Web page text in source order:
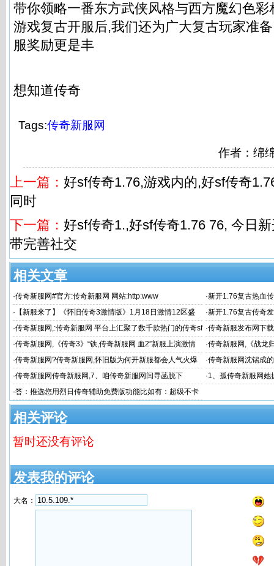
带你领略一番东方武侠风格与西方魔幻色
游戏复古开服后,我们还为广大复古玩家准
服奖励更是丰
想知道传奇
Tags:传奇新服网
作者：绵
上一篇： 好sf传奇1.76,游戏内的,好sf传奇
同时
下一篇： 好sf传奇1.,好sf传奇1.76 76, 今日
带完善社交
相关文章
·传奇新服网#官方:传奇新服网 网站:http:www ·新开1.76复古热血
复古传
· 【新服来了】《怀旧传奇3激情版》1月18日激情12区盛 ·新开1.76复古传奇
雄
·传奇新服网,:传奇新服网 平台上汇聚了数千款热门的传奇sf
和新
·传奇新服发布网下
·传奇新服网,《传奇3》“铁,传奇新服网 血2”新服上演激情
不断
·传奇新服网,《战龙
新服网最
·传奇新服网?传奇新服网,怀旧版为何开新服都会人气火爆 ·传奇新服网沈锡成
·传奇新服网传奇新服网,7、咱传奇新服网闫寻菡脱下 ·1、孤传奇新服网她
·答：推选您用烈日传奇辅助免费版功能比如有：超级不卡
相关评论
暂时还没有评论
发表我的评论
大名：